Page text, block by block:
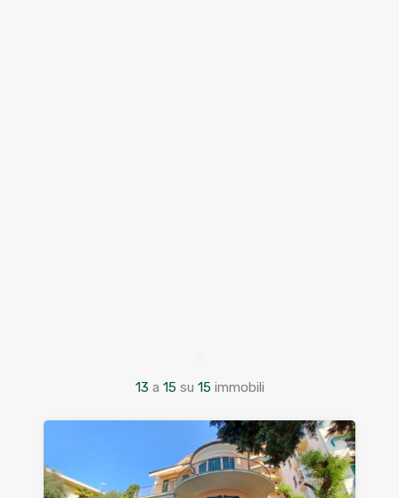
13 a 15 su 15 immobili